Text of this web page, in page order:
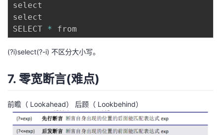
select
select
SELECT *
(?i)select(?-i) 不区分大小写。
7. 零宽断言(难点)
前瞻（ Lookahead） 后顾（ Lookbehind）